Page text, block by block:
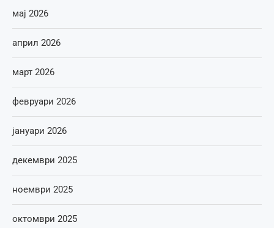
мај 2026
април 2026
март 2026
февруари 2026
јануари 2026
декември 2025
ноември 2025
октомври 2025